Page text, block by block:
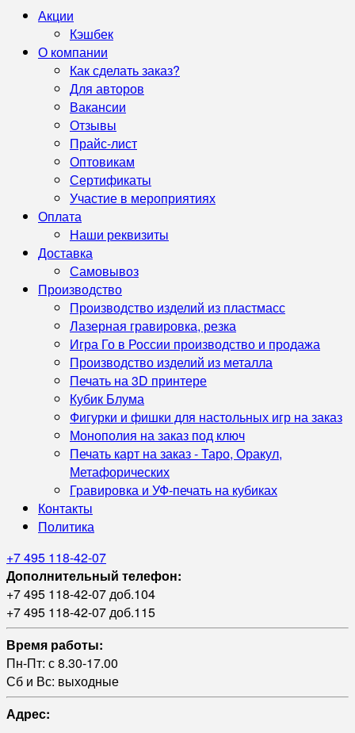
Акции
Кэшбек
О компании
Как сделать заказ?
Для авторов
Вакансии
Отзывы
Прайс-лист
Оптовикам
Сертификаты
Участие в мероприятиях
Оплата
Наши реквизиты
Доставка
Самовывоз
Производство
Производство изделий из пластмасс
Лазерная гравировка, резка
Игра Го в России производство и продажа
Производство изделий из металла
Печать на 3D принтере
Кубик Блума
Фигурки и фишки для настольных игр на заказ
Монополия на заказ под ключ
Печать карт на заказ - Таро, Оракул,
Метафорических
Гравировка и УФ‑печать на кубиках
Контакты
Политика
+7 495 118-42-07
Дополнительный телефон:
+7 495 118-42-07 доб.104
+7 495 118-42-07 доб.115
Время работы:
Пн-Пт: с 8.30-17.00
Сб и Вс: выходные
Адрес: